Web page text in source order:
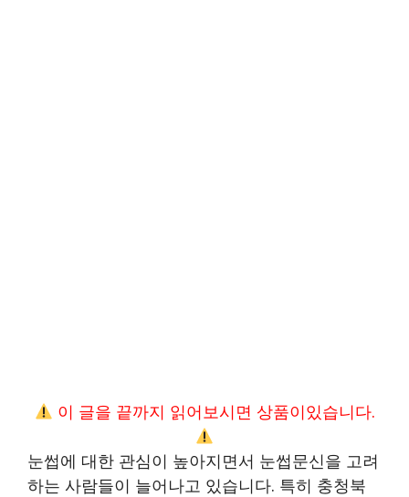
이 글을 끝까지 읽어보시면 상품이있습니다.
눈썹에 대한 관심이 높아지면서 눈썹문신을 고려
하는 사람들이 늘어나고 있습니다. 특히 충청북